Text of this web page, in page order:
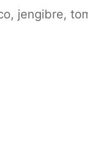
jengibre,